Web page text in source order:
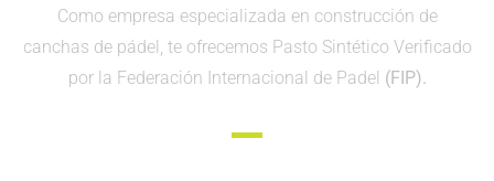
Como empresa especializada en construcción de
canchas de pádel, te ofrecemos Pasto Sintético Verificado
por la Federación Internacional de Padel (FIP).